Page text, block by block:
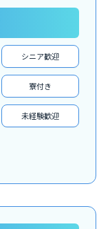
シニア歓迎
寮付き
未経験歓迎